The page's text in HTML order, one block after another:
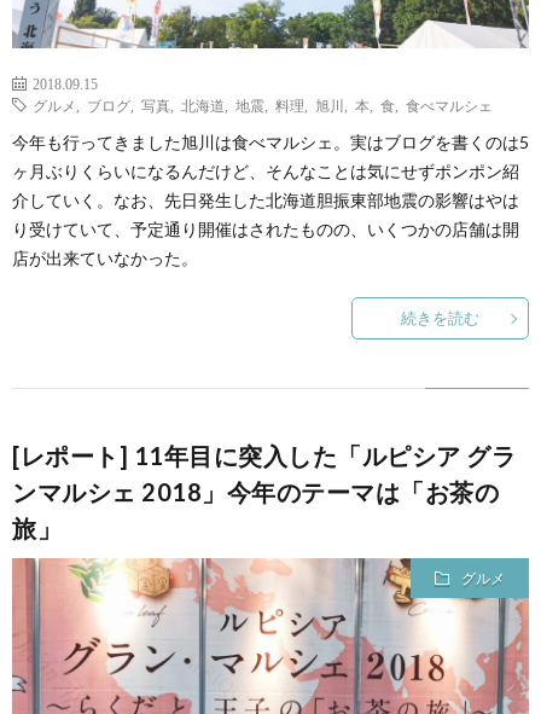
歩
ブ
グ
に
2018.09.15
グルメ
ブログ 写真 北海道 地震 料理 旭川 本 食 食べマルシェ
今年も行ってきました旭川は食べマルシェ。実はブログを書くのは5
ヶ月ぶりくらいになるんだけど、そんなことは気にせずポンポン紹
介していく。なお、先日発生した北海道胆振東部地震の影響はやは
り受けていて、予定通り開催はされたものの、いくつかの店舗は開
店が出来ていなかった。
続きを読む
[レポート] 11年目に突入した「ルピシア グラ
ンマルシェ 2018」今年のテーマは「お茶の
旅」
グルメ